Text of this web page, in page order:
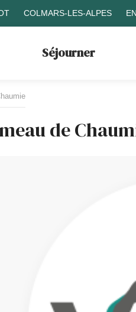
COLMARS-LES-ALPES
Séjourner
de